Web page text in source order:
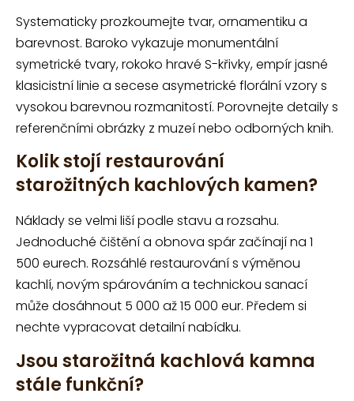
Systematicky prozkoumejte tvar, ornamentiku a
barevnost. Baroko vykazuje monumentální
symetrické tvary, rokoko hravé S-křivky, empír jasné
klasicistní linie a secese asymetrické florální vzory s
vysokou barevnou rozmanitostí. Porovnejte detaily s
referenčními obrázky z muzeí nebo odborných knih.
Kolik stojí restaurování
starožitných kachlových kamen?
Náklady se velmi liší podle stavu a rozsahu.
Jednoduché čištění a obnova spár začínají na 1
500 eurech. Rozsáhlé restaurování s výměnou
kachlí, novým spárováním a technickou sanací
může dosáhnout 5 000 až 15 000 eur. Předem si
nechte vypracovat detailní nabídku.
Jsou starožitná kachlová kamna
stále funkční?